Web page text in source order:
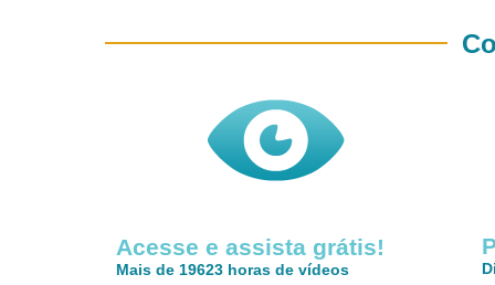
Acesse e assista grátis!
Mais de 19623 horas de vídeos